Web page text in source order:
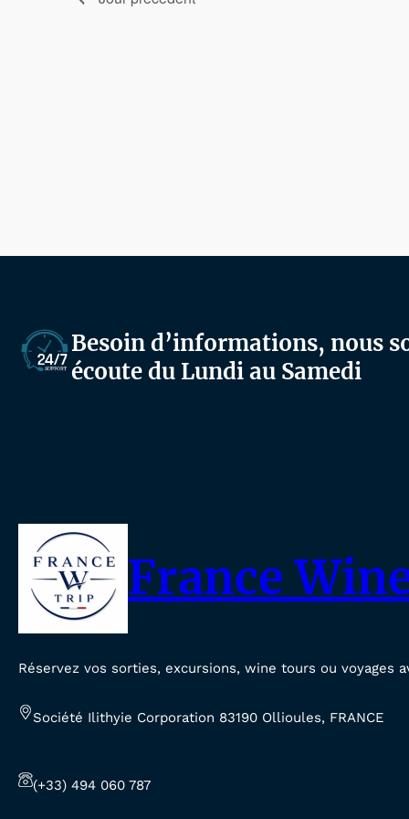
Besoin d’informations, nous
écoute du Lundi au Samedi
France
Réservez vos sorties, excursions, wine tours ou voyages
Société Ilithyie Corporation 83190 Ollioules, FRANCE
(+33) 494 060 787